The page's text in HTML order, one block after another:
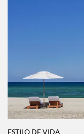
ESTILO DE VIDA